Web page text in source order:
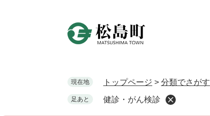
現在地 トップページ > 分類でさがす
足あと 健診・がん検診